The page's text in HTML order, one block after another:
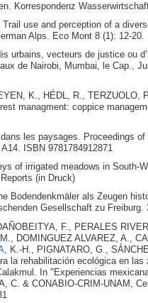
Korrespondenz
Trail use and perception of a
Alps. Eco Mont 8 (1): 12-20.
urbains, vecteurs de justice ou
de Nairobi, Mumbai, le Cap.,
K., HÉDL, R., TERZUOLO,
managment: coppice
dans les paysages. Proceedings
ISBN 9781784912871
of irrigated meadows in South-
(in Druck)
Bodendenkmäler als Zeugen
Gesellschaft zu Freiburg.
F., PERALES
DOMINGUEZ ALVAREZ, A.,
, K.-H., PIGNATARO, G.,
la rehabilitación ecológica en las
In "Experiencias
& CONABIO-CRIM-UNAM,